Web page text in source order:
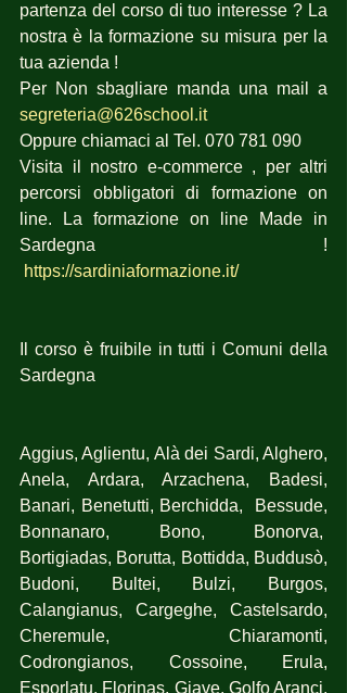
partenza del corso di tuo interesse ? La
nostra è la formazione su misura per la
tua azienda !
segreteria@626school.it
Oppure chiamaci al Tel. 070 781 090
Visita il nostro e-commerce , per altri
percorsi obbligatori di formazione on
line. La formazione on line Made in
Sardegna !
https://sardiniaformazione.it/
Il corso è fruibile in tutti i Comuni della
Sardegna
Aggius, Aglientu, Alà dei Sardi, Alghero,
Anela, Ardara, Arzachena, Badesi,
Banari, Benetutti, Berchidda,  Bessude,
Bonnanaro, Bono, Bonorva,
Bortigiadas, Borutta, Bottidda, Buddusò,
Budoni, Bultei, Bulzi, Burgos,
Calangianus, Cargeghe, Castelsardo,
Cheremule, Chiaramonti,
Codrongianos, Cossoine, Erula,
Esporlatu, Florinas, Giave, Golfo Aranci,